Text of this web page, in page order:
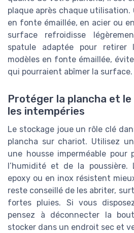
plaque après chaque utilisation.
en fonte émaillée, en acier ou
surface refroidisse
spatule adaptée pour retirer
modèles en fonte émaillée,
qui pourraient abîmer la surface.
Protéger la plancha et
les intempéries
Le stockage joue un rôle clé
plancha sur chariot. Utilisez
une housse imperméable
l’humidité et de la poussière.
epoxy ou en inox résistent
reste conseillé de les abriter,
fortes pluies. Si vous
pensez à déconnecter la
stocker dans un endroit sec et